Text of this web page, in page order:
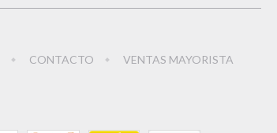
CONTACTO
VENTAS MAYORISTA